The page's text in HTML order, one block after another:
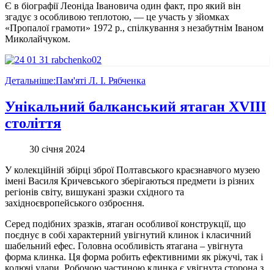
Є в біографії Леоніда Івановича один факт, про який він
згадує з особливою теплотою, — це участь у зйомках
«Пропалої грамоти» 1972 р., спілкування з незабутнім Іваном
Миколайчуком.
Детальніше:Пам'яті Л. І. Рябченка
Унікальний балканський ятаган XVIII
століття
30 січня 2024
У колекційній збірці зброї Полтавського краєзнавчого музею
імені Василя Кричевського зберігаються предмети із різних
регіонів світу, вишукані зразки східного та
західноєвропейського озброєння.
Серед подібних зразків, ятаган особливої конструкції, що
поєднує в собі характерний увігнутий клинок і класичний
шабельний ефес. Головна особливість ятагана – увігнута
форма клинка. Ця форма робить ефективними як ріжучі, так і
колючі удари. Робочою частиною клинка є увігнута сторона з